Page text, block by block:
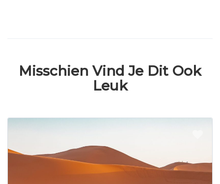
Misschien Vind Je Dit Ook
Leuk